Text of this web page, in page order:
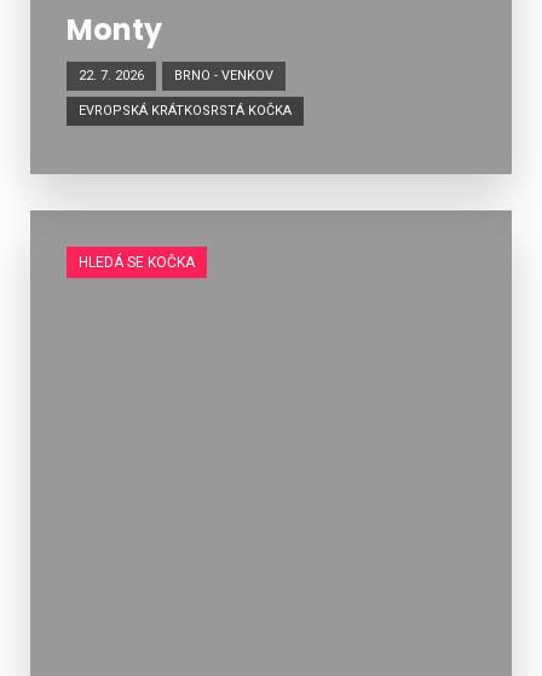
Monty
22. 7. 2026 BRNO - VENKOV
EVROPSKÁ KRÁTKOSRSTÁ KOČKA
HLEDÁ SE KOČKA